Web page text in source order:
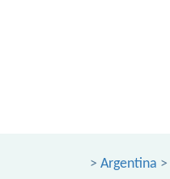
> Argentina >